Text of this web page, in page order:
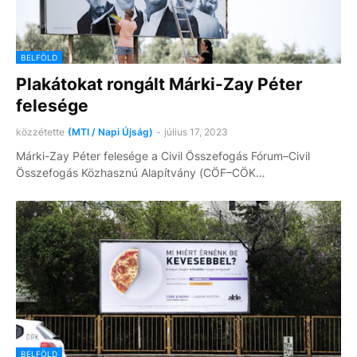
BELFÖLD
Plakátokat rongált Márki-Zay Péter
felesége
közzétette (MTI / Napi Újság) - július 17, 2023
Márki-Zay Péter felesége a Civil Összefogás Fórum–Civil
Összefogás Közhasznú Alapítvány (CÖF–CÖK…
BELFÖLD